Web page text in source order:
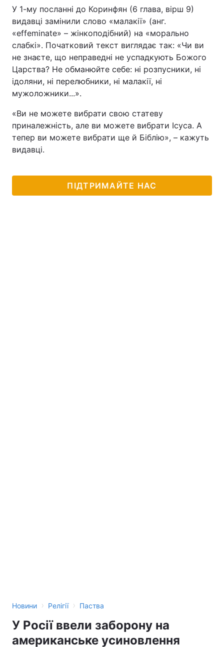
У 1-му посланні до Коринфян (6 глава, вірш 9)
видавці замінили слово «малакії» (анг.
«effeminate» – жінкоподібний) на «морально
слабкі». Початковий текст виглядає так: «Чи ви
не знаєте, що неправедні не успадкують Божого
Царства? Не обманюйте себе: ні розпусники, ні
ідоляни, ні перелюбники, ні малакії, ні
мужоложники...».
«Ви не можете вибрати свою статеву
приналежність, але ви можете вибрати Ісуса. А
тепер ви можете вибрати ще й Біблію», – кажуть
видавці.
ПІДТРИМАЙТЕ НАС
Новини › Релігії › Паства
У Росії ввели заборону на
американське усиновлення